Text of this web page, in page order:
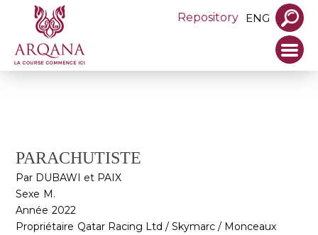
Repository ENG
PARACHUTISTE
Par DUBAWI et PAIX
Sexe M.
Année 2022
Propriétaire Qatar Racing Ltd / Skymarc / Monceaux